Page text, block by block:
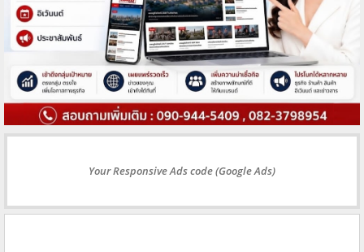
Your Responsive Ads code (Google Ads)